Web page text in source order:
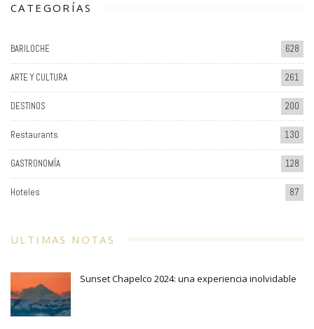
CATEGORÍAS
BARILOCHE 628
ARTE Y CULTURA 261
DESTINOS 200
Restaurants 130
GASTRONOMÍA 128
Hoteles 87
ULTIMAS NOTAS
Sunset Chapelco 2024: una experiencia inolvidable